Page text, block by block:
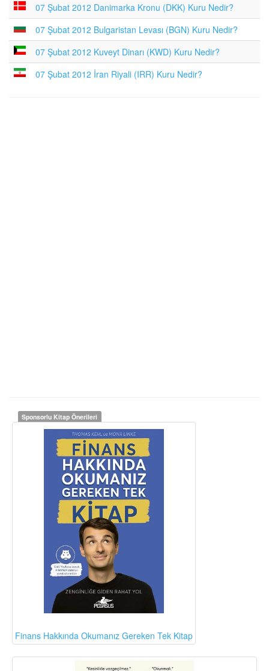
07 Şubat 2012 Danimarka Kronu (DKK) Kuru Nedir?
07 Şubat 2012 Bulgaristan Levası (BGN) Kuru Nedir?
07 Şubat 2012 Kuveyt Dinarı (KWD) Kuru Nedir?
07 Şubat 2012 İran Riyali (IRR) Kuru Nedir?
Sponsorlu Kitap Önerileri
Finans Hakkında Okumanız Gereken Tek Kitap